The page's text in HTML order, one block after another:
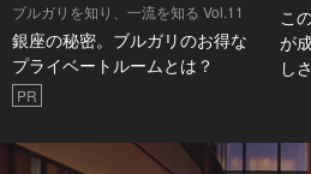
ブルガリを知り、一流を知る Vol.11
銀座の秘密。ブルガリのお得な
プライベートルームとは？
PR
こ
が
し